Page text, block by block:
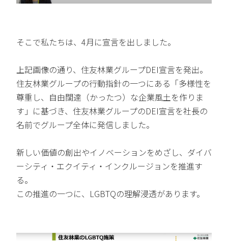
そこで私たちは、4月に宣言を出しました。
上記画像の通り、住友林業グループDEI宣言を発出。
住友林業グループの行動指針の一つにある「多様性を
尊重し、自由闊達（かったつ）な企業風土を作りま
す」に基づき、住友林業グループのDEI宣言を社長の
名前でグループ全体に発信しました。
新しい価値の創出やイノベーションをめざし、ダイバ
ーシティ・エクイティ・インクルージョンを推進す
る。
この推進の一つに、LGBTQの理解浸透があります。